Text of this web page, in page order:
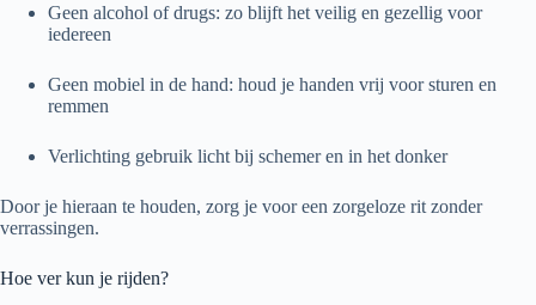
Geen alcohol of drugs: zo blijft het veilig en gezellig voor
iedereen
Geen mobiel in de hand: houd je handen vrij voor sturen en
remmen
Verlichting gebruik licht bij schemer en in het donker
Door je hieraan te houden, zorg je voor een zorgeloze rit zonder
verrassingen.
Hoe ver kun je rijden?